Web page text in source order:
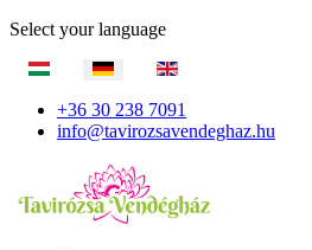
Select your language
+36 30 238 7091
info@tavirozsavendeghaz.hu